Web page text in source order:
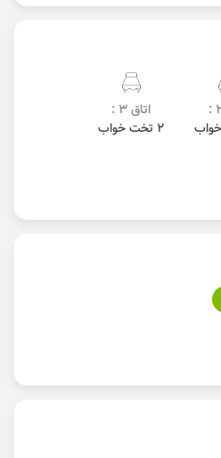
اتاق 3 :
2 تخت خواب